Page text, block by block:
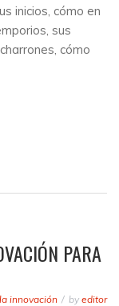
inicios, cómo en
sus
cómo
PARA
innovación by editor